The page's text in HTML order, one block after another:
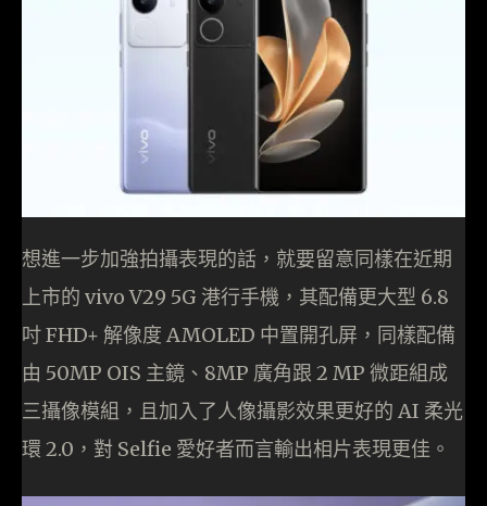
想進一步加強拍攝表現的話，就要留意同樣在近期
上市的 vivo V29 5G 港行手機，其配備更大型 6.8
吋 FHD+ 解像度 AMOLED 中置開孔屏，同樣配備
由 50MP OIS 主鏡、8MP 廣角跟 2 MP 微距組成
三攝像模組，且加入了人像攝影效果更好的 AI 柔光
環 2.0，對 Selfie 愛好者而言輸出相片表現更佳。